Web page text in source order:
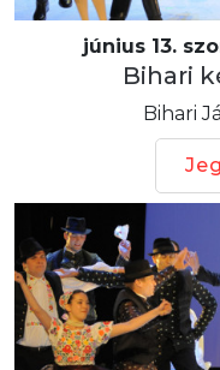
június 13.
Bihari
Bihari